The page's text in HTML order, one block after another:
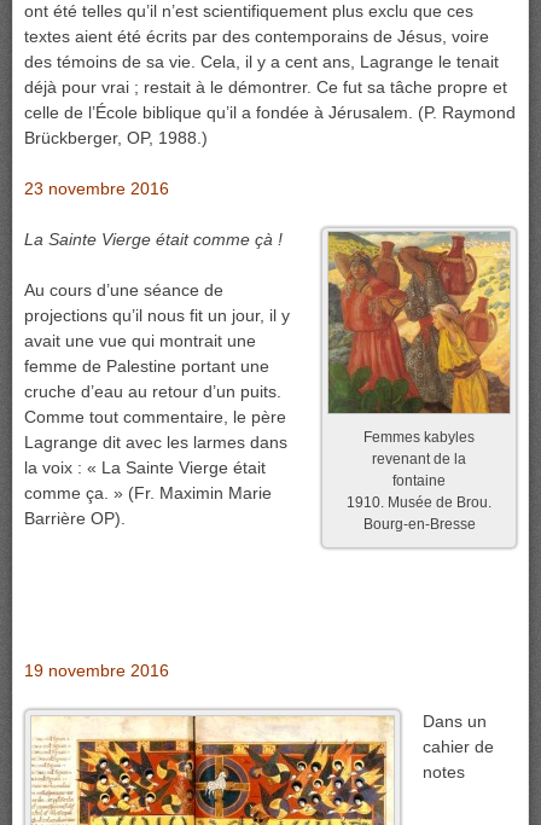
ont été telles qu’il n’est scientifiquement plus exclu que ces
textes aient été écrits par des contemporains de Jésus, voire
des témoins de sa vie. Cela, il y a cent ans, Lagrange le tenait
déjà pour vrai ; restait à le démontrer. Ce fut sa tâche propre et
celle de l’École biblique qu’il a fondée à Jérusalem. (P. Raymond
Brückberger, OP, 1988.)
23 novembre 2016
Femmes kabyles
revenant de la
fontaine
1910. Musée de Brou.
Bourg-en-Bresse
La Sainte Vierge était comme çà !
Au cours d’une séance de
projections qu’il nous fit un jour, il y
avait une vue qui montrait une
femme de Palestine portant une
cruche d’eau au retour d’un puits.
Comme tout commentaire, le père
Lagrange dit avec les larmes dans
la voix : « La Sainte Vierge était
comme ça. » (Fr. Maximin Marie
Barrière OP).
19 novembre 2016
Dans un
cahier de
notes